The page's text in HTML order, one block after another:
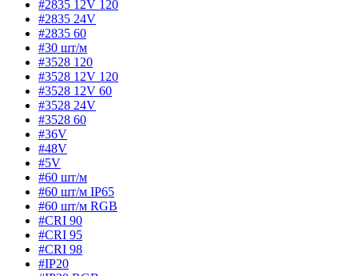
#2835 12V 120
#2835 24V
#2835 60
#30 шт/м
#3528 120
#3528 12V 120
#3528 12V 60
#3528 24V
#3528 60
#36V
#48V
#5V
#60 шт/м
#60 шт/м IP65
#60 шт/м RGB
#CRI 90
#CRI 95
#CRI 98
#IP20